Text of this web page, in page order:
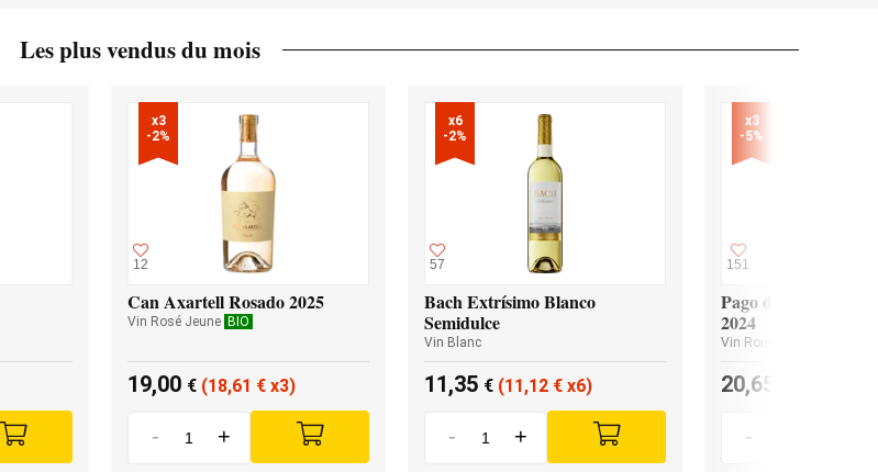
Les plus vendus du mois
x3
-2%
12
Can Axartell Rosado 2025
Vin Rosé Jeune BIO
19,00 € (18,61 € x3)
- +
x6
-2%
57
Bach Extrísimo Blanco
Semidulce
Vin Blanc
11,35 € (11,12 € x6)
- +
x3
-5%
151
Pago de los
2024
Vin Rouge
20,65
-